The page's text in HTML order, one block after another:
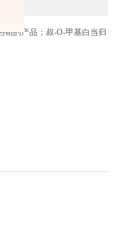
销的产品；叔-O-甲基白当归